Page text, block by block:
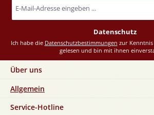
Mail-
Datenschutz
Ich habe die Datenschutzbestimmungen zur
gelesen und bin mit ihnen
Über uns
Allgemein
Service-Hotline